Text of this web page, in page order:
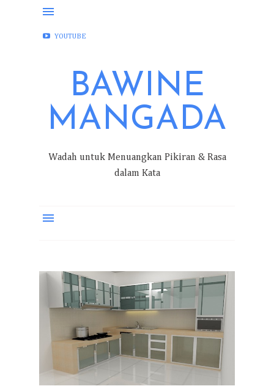
FACEBOOK
YOUTUBE
BAWINE
MANGADA
Wadah untuk Menuangkan Pikiran & Rasa
dalam Kata